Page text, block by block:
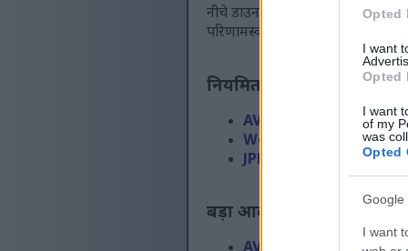
Opted
I want
Opted
I want
of my
was
Opted
Google
I want
नीचे डाउनलोड के लिए उपलब्ध इमेज
परिणामस्वरूप, उच्च गुणवत्ता
नियमित आकार (1,536 x
AVIF
WebP
JPEG
बड़ा आकार (3,072 x 2,048)